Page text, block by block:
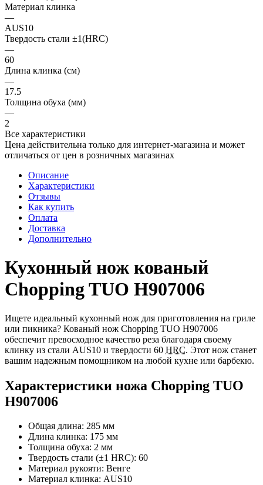
Материал клинка
—
AUS10
Твердость стали ±1(HRC)
—
60
Длина клинка (см)
—
17.5
Толщина обуха (мм)
—
2
Все характеристики
Цена действительна только для интернет-магазина и может
отличаться от цен в розничных магазинах
Описание
Характеристики
Отзывы
Как купить
Оплата
Доставка
Дополнительно
Кухонный нож кованый
Chopping TUO H907006
Ищете идеальный кухонный нож для приготовления на гриле
или пикника? Кованый нож Chopping TUO H907006
обеспечит превосходное качество реза благодаря своему
клинку из стали AUS10 и твердости 60 HRC. Этот нож станет
вашим надежным помощником на любой кухне или барбекю.
Характеристики ножа Chopping TUO
H907006
Общая длина: 285 мм
Длина клинка: 175 мм
Толщина обуха: 2 мм
Твердость стали (±1 HRC): 60
Материал рукояти: Венге
Материал клинка: AUS10